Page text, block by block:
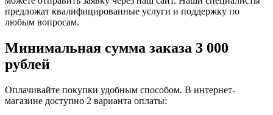
предложат квалифицированные услуги и поддержку по
любым вопросам.
Минимальная сумма заказа 3 000
рублей
Оплачивайте покупки удобным способом. В интернет-
магазине доступно 2 варианта оплаты: